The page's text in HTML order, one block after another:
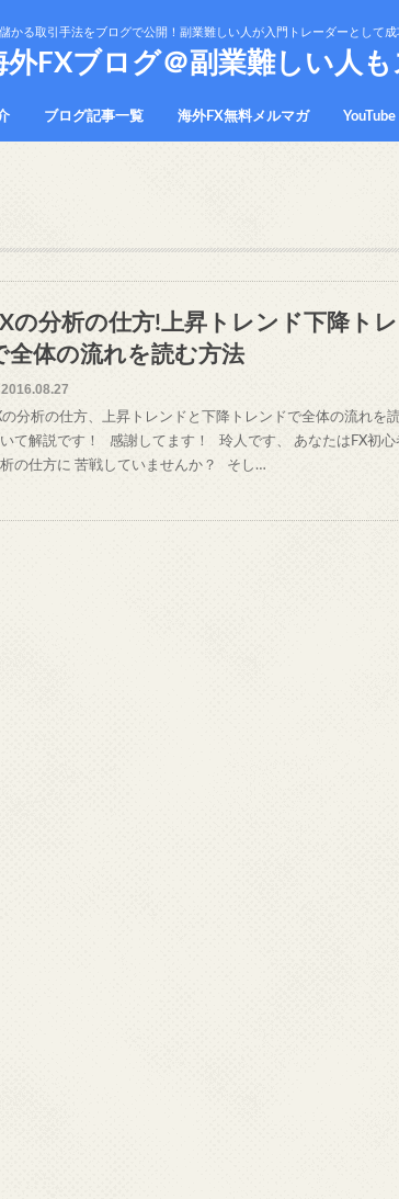
かる取引手法をブログで公開！副業難しい人が入門トレーダーとして
外FXブログ＠副業難しい人
ブログ記事一覧 海外FX無料メルマガ YouTube
の分析の仕方!上昇トレンド下降ト
全体の流れを読む方法
2016.08.27
の分析の仕方、上昇トレンドと下降トレンドで全体の流れを
て解説です！ 感謝してます！ 玲人です、 あなたはFX初心
の仕方に 苦戦していませんか？ そし…